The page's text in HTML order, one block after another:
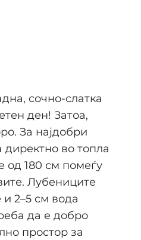
сочно-слатка
ден! Затоа,
За најдобри
директно во топла
од 180 см помеѓу
Лубениците
2–5 см вода
да е добро
простор за